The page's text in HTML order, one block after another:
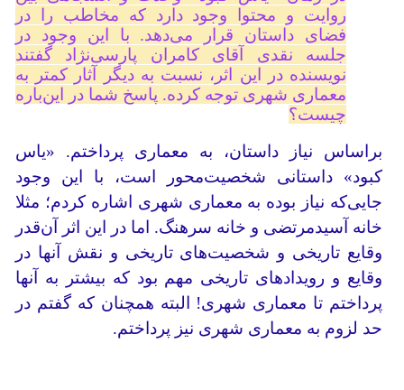
روایت و محتوا وجود دارد که مخاطب را در
فضای داستان قرار می‌دهد. با این وجود در
جلسه نقدی آقای کامران پارسی‌نژاد گفتند
نویسنده در این اثر، نسبت به دیگر آثار کمتر به
معماری شهری توجه کرده. پاسخ شما در این‌باره
چیست؟
براساس نیاز داستان، به معماری پرداختم. «یاس
کبود» داستانی شخصیت‌محور است، با این وجود
جایی‌که نیاز بوده به معماری شهری اشاره کردم؛ مثلا
خانه آسیدمرتضی و خانه سرهنگ. اما در این اثر آن‌قدر
وقایع تاریخی و شخصیت‌های تاریخی و نقش آنها در
وقایع و رویدادهای تاریخی مهم بود که بیشتر به آنها
پرداختم تا معماری شهری! البته همچنان که گفتم در
حد لزوم به معماری شهری نیز پرداختم.